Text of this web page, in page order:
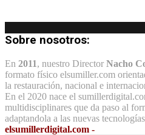
Sobre nosotros:
En 2011, nuestro Director Nacho
formato físico elsumiller.com
la restauración, nacional e
En el 2020 nace el
multidisciplinares que da paso al
adaptandola a las nuevas
elsumillerdigital.com -